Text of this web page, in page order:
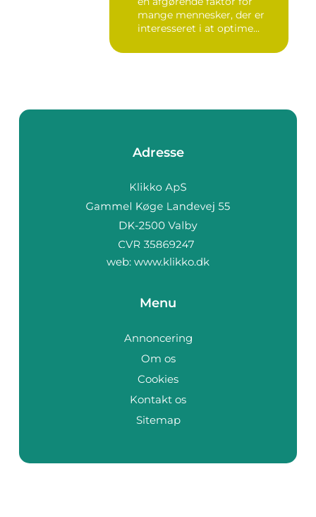
mange mennesker, der er
interesseret i at optime...
Adresse
web: www.klikko.dk
Menu
Annoncering
Om os
Cookies
Kontakt os
Sitemap